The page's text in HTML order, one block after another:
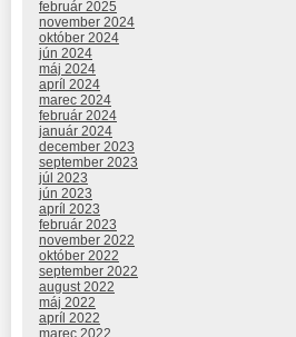
február 2025
november 2024
október 2024
jún 2024
máj 2024
apríl 2024
marec 2024
február 2024
január 2024
december 2023
september 2023
júl 2023
jún 2023
apríl 2023
február 2023
november 2022
október 2022
september 2022
august 2022
máj 2022
apríl 2022
marec 2022